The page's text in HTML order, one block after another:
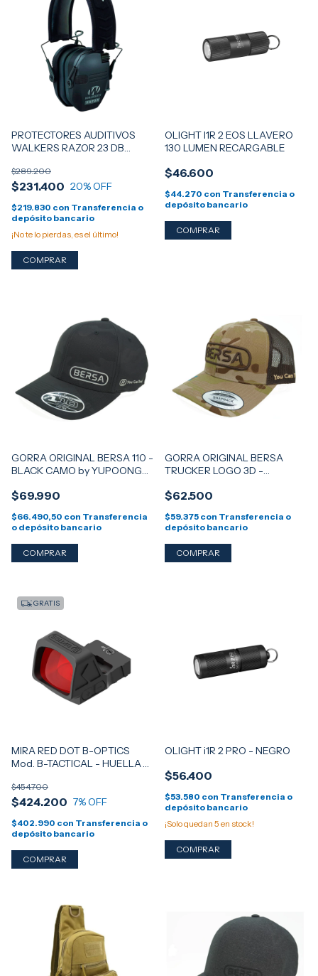
PROTECTORES AUDITIVOS
WALKERS RAZOR 23 DB
MIC. / PLEGABLES
$231.400
$289.200
20% OFF
$219.830 con Transferencia o
depósito bancario
¡No te lo pierdas, es el último!
OLIGHT I1R 2 EOS LLAVERO
130 LUMEN RECARGABLE
$46.600
$44.270 con Transferencia o
depósito bancario
GORRA ORIGINAL BERSA 110 -
BLACK CAMO by YUPOONG
$69.990
$66.490,50 con Transferencia
o depósito bancario
GORRA ORIGINAL BERSA
TRUCKER LOGO 3D -
FLEXFIT
$62.500
$59.375 con Transferencia o
depósito bancario
GRATIS
MIRA RED DOT B-OPTICS
Mod. B-TACTICAL - HUELLA
LARGA + JAULA ANTI GOLPES
- OFERTA LIMITADA!!!
$424.200
$454.700
7% OFF
$402.990 con Transferencia o
depósito bancario
OLIGHT i1R 2 PRO - NEGRO
$56.400
$53.580 con Transferencia o
depósito bancario
¡Solo quedan 5 en stock!